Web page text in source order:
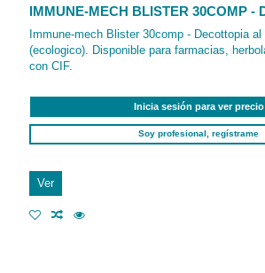
IMMUNE-MECH BLISTER 30COMP -
Immune-mech Blister 30comp - Decottopia al
(ecologico). Disponible para farmacias,
con CIF.
Inicia sesión para ver precio
Soy profesional, regístrame
Ver